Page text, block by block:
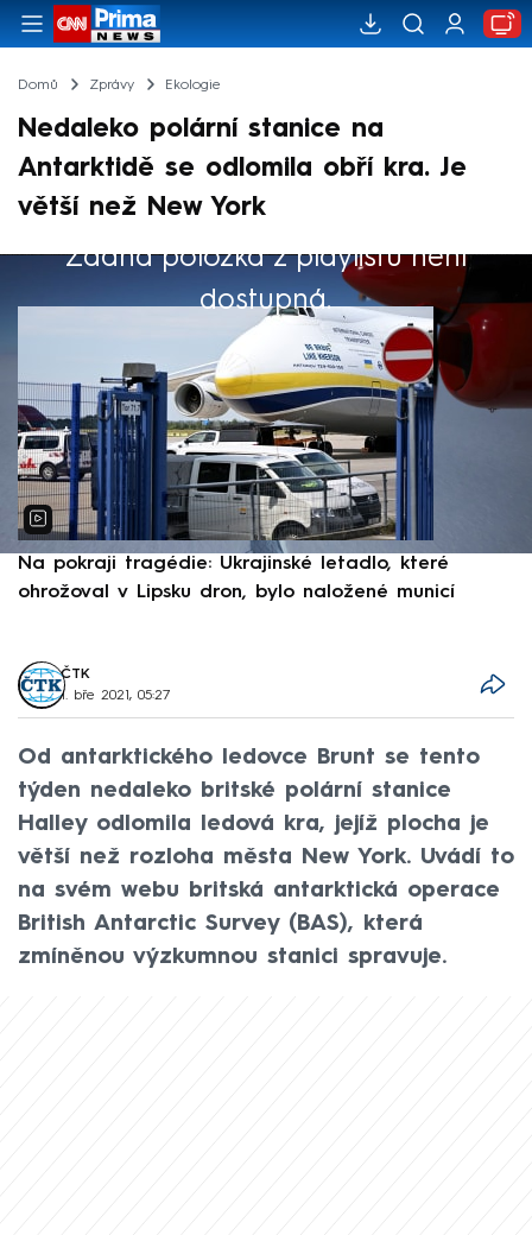
Domů Zprávy Ekologie
Nedaleko polární stanice na
Antarktidě se odlomila obří kra. Je
větší než New York
Žádná položka z playlistu není
dostupná.
Výběr redakce
Na pokraji tragédie: Ukrajinské letadlo, které
ohrožoval v Lipsku dron, bylo naložené municí
ČTK
1. bře 2021, 05:27
Od antarktického ledovce Brunt se tento
týden nedaleko britské polární stanice
Halley odlomila ledová kra, jejíž plocha je
větší než rozloha města New York. Uvádí to
na svém webu britská antarktická operace
British Antarctic Survey (BAS), která
zmíněnou výzkumnou stanici spravuje.